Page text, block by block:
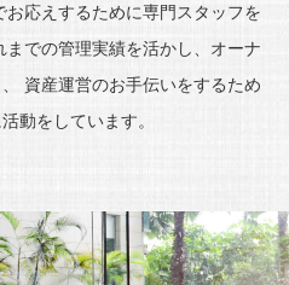
お応えするために専門スタッフを
までの管理実績を活かし、オーナ
資産運営のお手伝いをするため
動をしています。